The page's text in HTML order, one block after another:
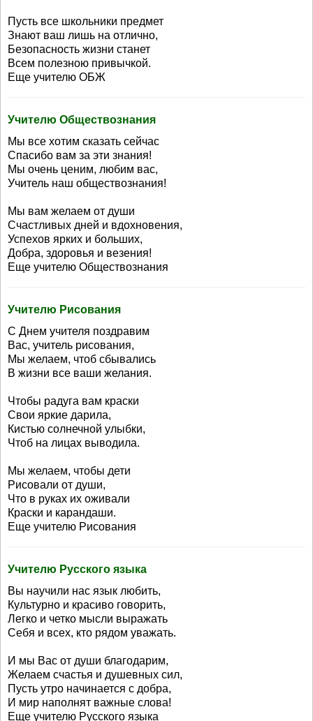
Пусть все школьники предмет
Знают ваш лишь на отлично,
Безопасность жизни станет
Всем полезною привычкой.
Еще учителю ОБЖ
Учителю Обществознания
Мы все хотим сказать сейчас
Спасибо вам за эти знания!
Мы очень ценим, любим вас,
Учитель наш обществознания!
Мы вам желаем от души
Счастливых дней и вдохновения,
Успехов ярких и больших,
Добра, здоровья и везения!
Еще учителю Обществознания
Учителю Рисования
С Днем учителя поздравим
Вас, учитель рисования,
Мы желаем, чтоб сбывались
В жизни все ваши желания.
Чтобы радуга вам краски
Свои яркие дарила,
Кистью солнечной улыбки,
Чтоб на лицах выводила.
Мы желаем, чтобы дети
Рисовали от души,
Что в руках их оживали
Краски и карандаши.
Еще учителю Рисования
Учителю Русского языка
Вы научили нас язык любить,
Культурно и красиво говорить,
Легко и четко мысли выражать
Себя и всех, кто рядом уважать.
И мы Вас от души благодарим,
Желаем счастья и душевных сил,
Пусть утро начинается с добра,
И мир наполнят важные слова!
Еще учителю Русского языка